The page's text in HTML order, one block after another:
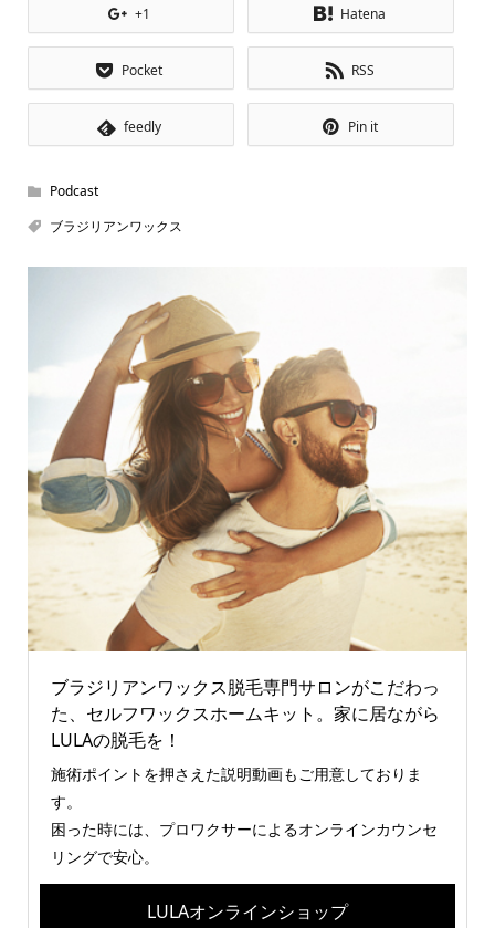
+1 Hatena
Pocket RSS
feedly Pin it
Podcast
ブラジリアンワックス
ブラジリアンワックス脱毛専門サロンがこだわっ
た、セルフワックスホームキット。家に居ながら
LULAの脱毛を！
施術ポイントを押さえた説明動画もご用意しておりま
す。
困った時には、プロワクサーによるオンラインカウンセ
リングで安心。
LULAオンラインショップ